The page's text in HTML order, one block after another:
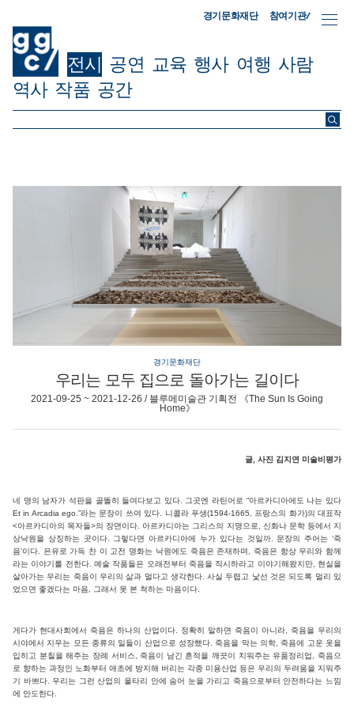
경기문화재단 참여기관/
전시 공연 교육 행사 여행 사람
역사 작품 공간
ggc/
경기문화재단
우리는 모두 집으로 돌아가는 길이다
2021-09-25 ~ 2021-12-26 / 블루메미술관 기획전 《The Sun Is Going
Home》
글, 사진 김지연 미술비평가
네 명의 남자가 석판을 골똘히 들여다보고 있다. 그곳엔 라틴어로 “아르카디아에도 나는 있다
Et in Arcadia ego.”라는 문장이 쓰여 있다. 니콜라 푸생(1594-1665, 프랑스의 화가)의 대표작
<아르카디아의 목자들>의 장면이다. 아르카디아는 그리스의 지명으로, 신화나 문학 등에서 지
상낙원을 상징하는 곳이다. 그렇다면 아르카디아에 누가 있다는 것일까. 문장의 주어는 ‘죽
음’이다. 은유로 가득 찬 이 고전 명화는 낙원에도 죽음은 존재하며, 죽음은 항상 우리와 함께
라는 이야기를 전한다. 예술 작품들은 오래전부터 죽음을 직시하라고 이야기해왔지만, 현실을
살아가는 우리는 죽음이 우리의 삶과 멀다고 생각한다. 사실 두렵고 낯선 것은 되도록 멀리 있
었으면 좋겠다는 마음, 그래서 못 본 척하는 마음이다.
게다가 현대사회에서 죽음은 하나의 산업이다. 정확히 말하면 죽음이 아니라, 죽음을 우리의
시야에서 지우는 모든 종류의 일들이 산업으로 성장했다. 죽음을 막는 의학, 죽음에 고운 옷을
입히고 분칠을 해주는 장례 서비스, 죽음이 남긴 흔적을 깨끗이 치워주는 유품정리업, 죽음으
로 향하는 과정인 노화부터 애초에 방지해 버리는 각종 미용산업 등은 우리의 두려움을 지워주
기 바쁘다. 우리는 그런 산업의 울타리 안에 숨어 눈을 가리고 죽음으로부터 안전하다는 느낌
에 안도한다.